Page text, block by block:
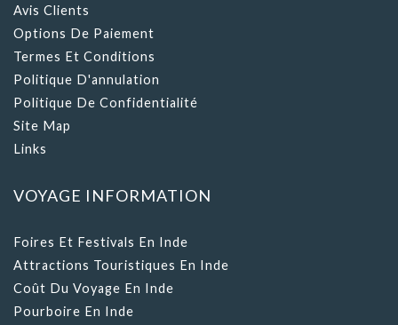
Avis Clients
Options De Paiement
Termes Et Conditions
Politique D'annulation
Politique De Confidentialité
Site Map
Links
VOYAGE INFORMATION
Foires Et Festivals En Inde
Attractions Touristiques En Inde
Coût Du Voyage En Inde
Pourboire En Inde